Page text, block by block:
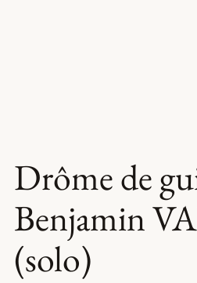
Drôme de
Benjamin
(solo)